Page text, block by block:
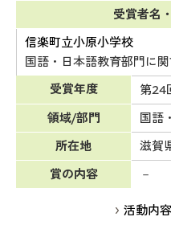
受賞者名
信楽町立小原小学校
国語・日本語教育部門に
受賞年度
第24
領域/部門
国語
所在地
滋賀
賞の内容
－
活動内